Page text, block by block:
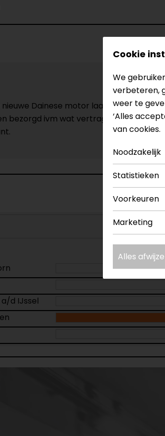
nieuwe Dainese motor laarzen. Ze
bezorgd ivm wat vertraging van de
Laatst
d IJssel
Cookie
We
verbeteren,
weer te
‘Alles
van cookies.
Noodzakelijk
Statistieken
Voorkeuren
Marketing
Alles